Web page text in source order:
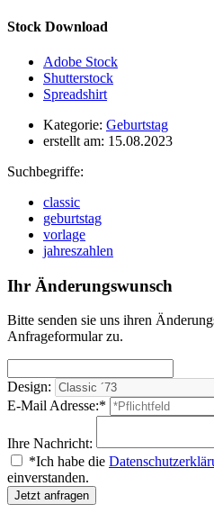
Stock Download
Adobe Stock
Shutterstock
Spreadshirt
Kategorie: Geburtstag
erstellt am: 15.08.2023
Suchbegriffe:
classic
geburtstag
vorlage
jahreszahlen
Ihr Änderungswunsch
Bitte senden sie uns ihren
Anfrageformular zu.
Design:
E-Mail Adresse:*
Ihre Nachricht:
*Ich habe die
einverstanden.
Jetzt anfragen